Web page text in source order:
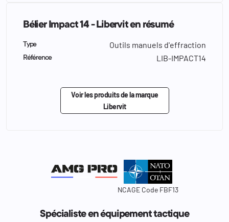
Bélier Impact 14 - Libervit en résumé
Type Outils manuels d'effraction
Référence LIB-IMPACT14
Voir les produits de la marque
Libervit
NCAGE Code FBF13
Spécialiste en équipement tactique